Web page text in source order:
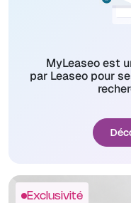
MyLeaseo est
par Leaseo pour
Exclusivité